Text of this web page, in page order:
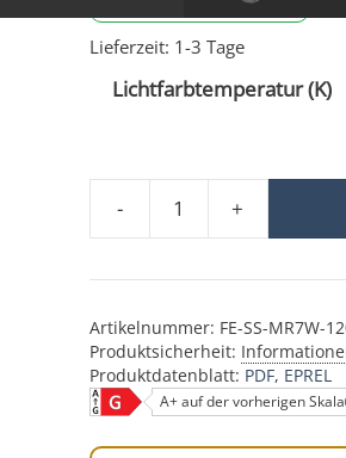
Lieferzeit: 1-3 Tage
Lichtfarbtemperatur (K)
-
LED-Einbaustrahler
+
Artikelnummer: FE-SS-MR7W-
Produktsicherheit:
Produktdatenblatt: PDF EPREL
A+ auf der vorherigen Skala